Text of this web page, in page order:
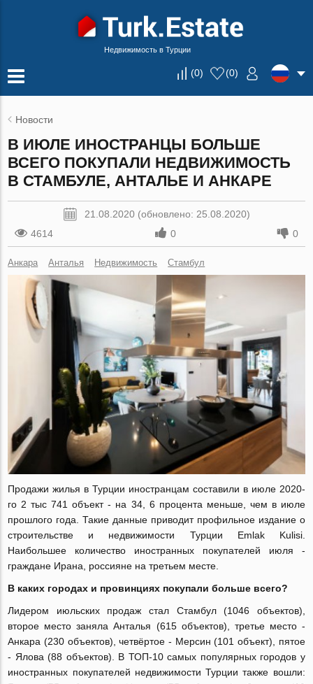
Недвижимость в Турции
(0) (0)
Новости
В ИЮЛЕ ИНОСТРАНЦЫ БОЛЬШЕ
ВСЕГО ПОКУПАЛИ НЕДВИЖИМОСТЬ
В СТАМБУЛЕ, АНТАЛЬЕ И АНКАРЕ
21.08.2020 (обновлено: 25.08.2020)
4614
0 0
Анкара Анталья Недвижимость Стамбул
Продажи жилья в Турции иностранцам составили в июле 2020-
го 2 тыс 741 объект - на 34, 6 процента меньше, чем в июле
прошлого года. Такие данные приводит профильное издание о
строительстве и недвижимости Турции Emlak Kulisi.
Наибольшее количество иностранных покупателей июля -
граждане Ирана, россияне на третьем месте.
В каких городах и провинциях покупали больше всего?
Лидером июльских продаж стал Стамбул (1046 объектов),
второе место заняла Анталья (615 объектов), третье место -
Анкара (230 объектов), четвёртое - Мерсин (101 объект), пятое
- Ялова (88 объектов). В ТОП-10 самых популярных городов у
иностранных покупателей недвижимости Турции также вошли: